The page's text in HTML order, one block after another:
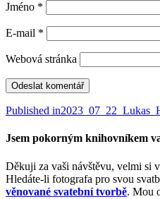
Jméno *
E-mail *
Webová stránka
Navigace
pro
Published in
Jsem pokorným knihovníkem
Děkuji za vaši návštěvu, velmi si
Hledáte-li fotografa pro svou
věnované svatební tvorbě. Mou